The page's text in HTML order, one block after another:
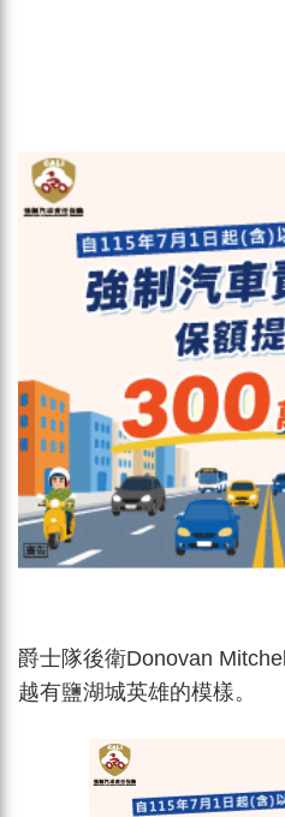
爵士隊後衛Donovan
越有鹽湖城英雄的模樣。